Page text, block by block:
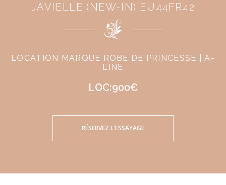
JAVIELLE (NEW-IN) EU44FR42
LOCATION MARQUE ROBE DE PRINCESSE | A-
LINE
LOC:900€
RÉSERVEZ L'ESSAYAGE